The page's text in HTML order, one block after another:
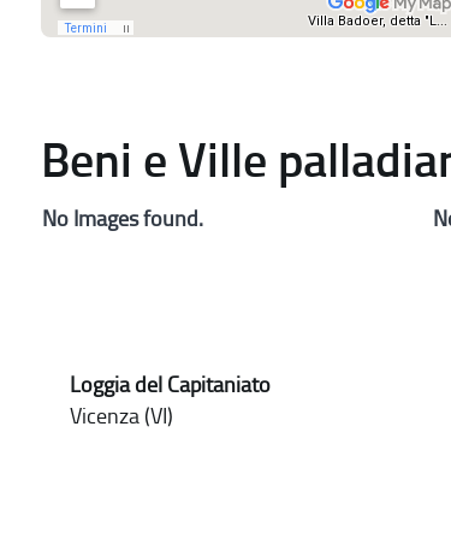
Beni e Ville
No Images found.
Loggia del Capitaniato
Vicenza (VI)